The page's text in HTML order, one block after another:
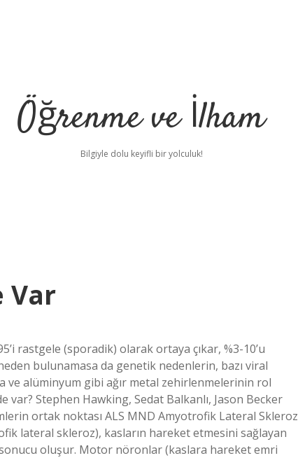
Öğrenme ve İlham
Bilgiyle dolu keyifli bir yolculuk!
Var
rastgele (sporadik) olarak ortaya çıkar, %3-10’u
bulunamasa da genetik nedenlerin, bazı viral
ve alüminyum gibi ağır metal zehirlenmelerinin rol
var? Stephen Hawking, Sedat Balkanlı, Jason Becker
ortak noktası ALS MND Amyotrofik Lateral Skleroz
lateral skleroz), kasların hareket etmesini sağlayan
oluşur. Motor nöronlar (kaslara hareket emri